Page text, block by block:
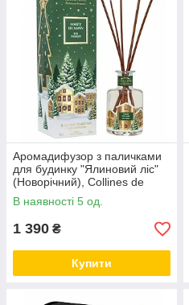
Аромадифузор з паличками
для будинку "Ялиновий ліс"
(Новорічний), Collines de
Provence, 100 мл
В наявності 5 од.
1 390 ₴
Купити